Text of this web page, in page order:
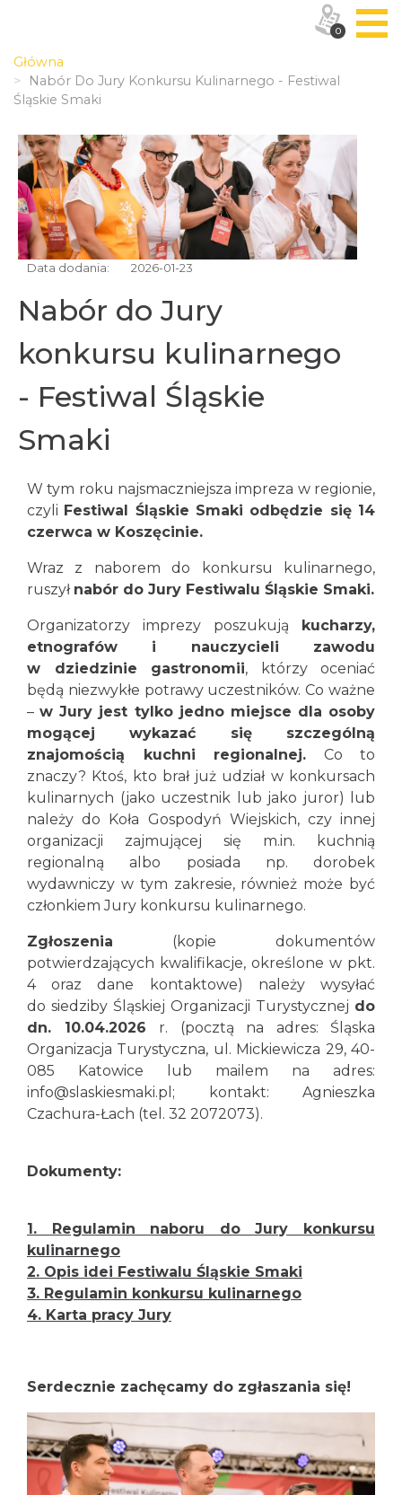
Główna
Nabór Do Jury Konkursu Kulinarnego - Festiwal
Śląskie Smaki
Data dodania: 2026-01-23
Nabór do Jury
konkursu kulinarnego
- Festiwal Śląskie
Smaki
W tym roku najsmaczniejsza impreza w regionie,
czyli Festiwal Śląskie Smaki odbędzie się 14
czerwca w Koszęcinie.
Wraz z naborem do konkursu kulinarnego,
ruszył nabór do Jury Festiwalu Śląskie Smaki.
Organizatorzy imprezy poszukują kucharzy,
etnografów i nauczycieli zawodu
w dziedzinie gastronomii, którzy oceniać
będą niezwykłe potrawy uczestników. Co ważne
–w Jury jest tylko jedno miejsce dla osoby
mogącej wykazać się szczególną
znajomością kuchni regionalnej. Co to
znaczy? Ktoś, kto brał już udział w konkursach
kulinarnych (jako uczestnik lub jako juror) lub
należy do Koła Gospodyń Wiejskich, czy innej
organizacji zajmującej się m.in. kuchnią
regionalną albo posiada np. dorobek
wydawniczy w tym zakresie, również może być
członkiem Jury konkursu kulinarnego.
Zgłoszenia (kopie dokumentów
potwierdzających kwalifikacje, określone w pkt.
4 oraz dane kontaktowe) należy wysyłać
do siedziby Śląskiej Organizacji Turystycznej do
dn. 10.04.2026 r. (pocztą na adres: Śląska
Organizacja Turystyczna, ul. Mickiewicza 29, 40-
085 Katowice lub mailem na adres:
info@slaskiesmaki.pl; kontakt: Agnieszka
Czachura-Łach (tel. 32 2072073).
Dokumenty:
1. Regulamin naboru do Jury konkursu
kulinarnego
2. Opis idei Festiwalu Śląskie Smaki
3. Regulamin konkursu kulinarnego
4. Karta pracy Jury
Serdecznie zachęcamy do zgłaszania się!
0